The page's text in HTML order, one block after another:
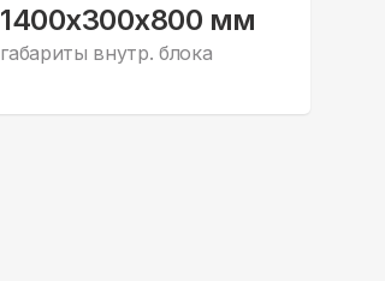
1400x300x800 мм
габариты внутр. блока